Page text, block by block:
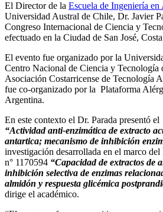
El Director de la Escuela de Ingeniería en
Universidad Austral de Chile, Dr. Javier
Congreso Internacional de Ciencia y
efectuado en la Ciudad de San José,
El evento fue organizado por la
Centro Nacional de Ciencia y
Asociación Costarricense de Tecnología
fue co-organizado por la Plataforma
Argentina.
En este contexto el Dr. Parada presentó
“Actividad anti-enzimática de extracto
antartica; mecanismo de inhibición
investigación desarrollada en el marco
n° 1170594 “Capacidad de extractos de
inhibición selectiva de enzimas
almidón y respuesta glicémica
dirige el académico.